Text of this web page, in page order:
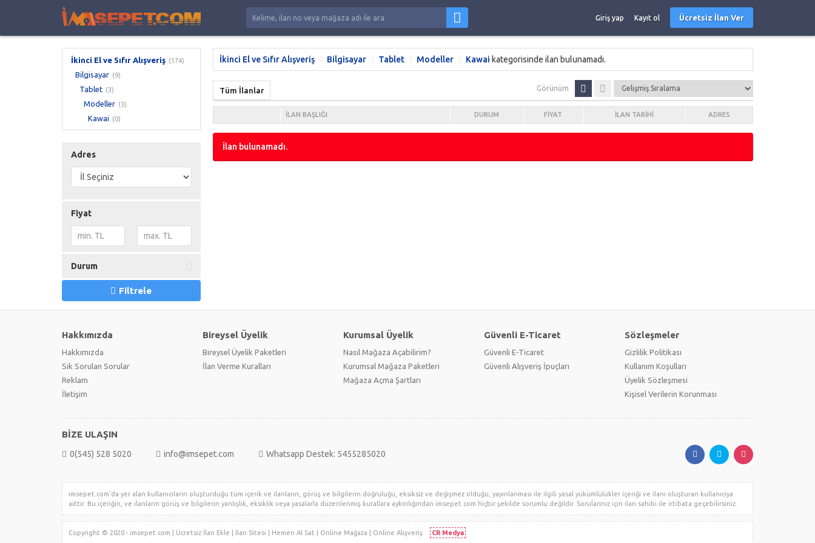
Giriş yap Kayıt ol Ücretsiz İlan Ver
İkinci El ve Sıfır Alışveriş (174)
Bilgisayar (9)
Tablet (3)
Modeller (3)
Kawai (0)
Adres
Fiyat
Durum
Filtrele
İkinci El ve Sıfır Alışveriş Bilgisayar Tablet Modeller Kawai kategorisinde ilan bulunamadı.
Tüm İlanlar Görünüm
İLAN BAŞLIĞI DURUM FIYAT İLAN TARIHI ADRES
İlan bulunamadı.
Hakkımızda
Hakkımızda
Sık Sorulan Sorular
Reklam
İletişim
Bireysel Üyelik
Bireysel Üyelik Paketleri
İlan Verme Kuralları
Kurumsal Üyelik
Nasıl Mağaza Açabilirim?
Kurumsal Mağaza Paketleri
Mağaza Açma Şartları
Güvenli E-Ticaret
Güvenli E-Ticaret
Güvenli Alışveriş İpuçları
Sözleşmeler
Gizlilik Politikası
Kullanım Koşulları
Üyelik Sözleşmesi
Kişisel Verilerin Korunması
BİZE ULAŞIN
0(545) 528 5020 info@imsepet.com Whatsapp Destek: 5455285020
imsepet.com'da yer alan kullanıcıların oluşturduğu tüm içerik ve ilanların, görüş ve bilgilerin doğruluğu, eksiksiz ve değişmez olduğu, yayınlanması ile ilgili yasal yükümlülükler içeriği ve ilanı oluşturan kullanıcıya
aittir. Bu içeriğin, ve ilanların görüş ve bilgilerin yanlışlık, eksiklik veya yasalarla düzenlenmiş kurallara aykırılığından imsepet.com hiçbir şekilde sorumlu değildir. Sorularınız için ilan sahibi ile irtibata geçebilirsiniz.
Copyright © 2020 - imsepet.com | Ücretsiz İlan Ekle | İlan Sitesi | Hemen Al Sat | Online Mağaza | Online Alışveriş CR Medya